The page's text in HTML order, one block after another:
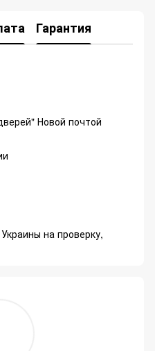
Гарантия
Новой почтой
на проверку,